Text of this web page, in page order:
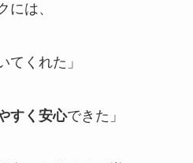
には、
てくれた」
すく安心できた」